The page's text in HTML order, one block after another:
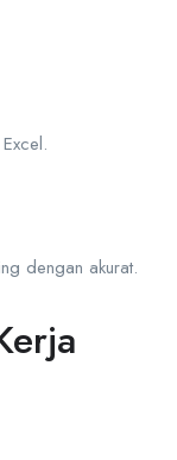
dengan akurat.